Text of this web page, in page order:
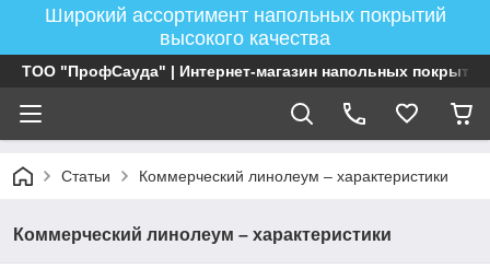
Широкий ассортимент напольных покрытий
высокого качества
ТОО "ПрофСауда" | Интернет-магазин напольных покрытий
Статьи Коммерческий линолеум – характеристики
Коммерческий линолеум – характеристики